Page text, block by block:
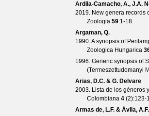
Ardila-Camacho, A., J.A.
2019. New genera records
Zoologia 59:1-18.
Argaman, Q.
1990. A synopsis of
Zoologica Hungarica
1996. Generic synopsis of
(Termeszettudomanyi
Arias, D.C. & G. Delvare
2003. Lista de los géneros
Colombiana 4 (2):123-
Armas de, L.F. & Ávila, A.F.